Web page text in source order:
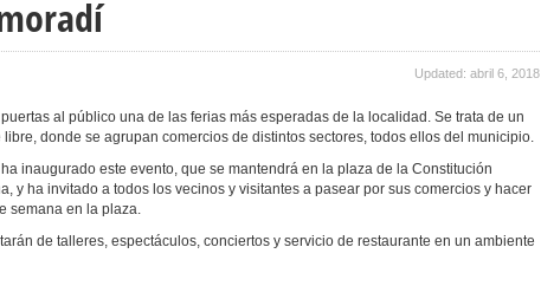
Updated: abril 6, 2018
al público una de las ferias más esperadas de la localidad. Se trata de un
donde se agrupan comercios de distintos sectores, todos ellos del municipio.
inaugurado este evento, que se mantendrá en la plaza de la Constitución
y ha invitado a todos los vecinos y visitantes a pasear por sus comercios y hacer
semana en la plaza.
de talleres, espectáculos, conciertos y servicio de restaurante en un ambiente